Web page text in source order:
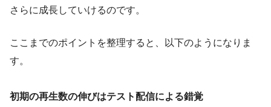
さらに成長していけるのです。
ここまでのポイントを整理すると、以下のようになりま
す。
初期の再生数の伸びはテスト配信による錯覚